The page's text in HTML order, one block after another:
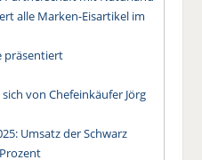
alle Marken-Eisartikel im
präsentiert
von Chefeinkäufer Jörg
Umsatz der Schwarz